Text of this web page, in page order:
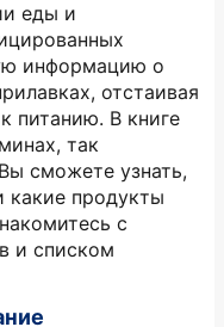
еды и
информацию о
отстаивая
питанию. В книге
так
сможете узнать,
какие продукты
с
и списком